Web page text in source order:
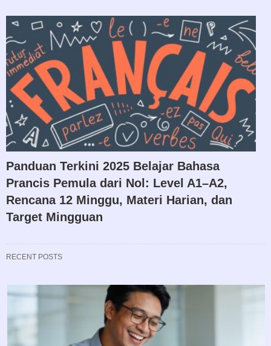
Panduan Terkini 2025 Belajar Bahasa
Prancis Pemula dari Nol: Level A1–A2,
Rencana 12 Minggu, Materi Harian, dan
Target Mingguan
RECENT POSTS